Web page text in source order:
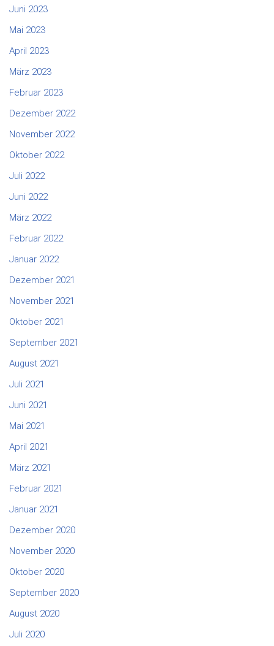
Juni 2023
Mai 2023
April 2023
März 2023
Februar 2023
Dezember 2022
November 2022
Oktober 2022
Juli 2022
Juni 2022
März 2022
Februar 2022
Januar 2022
Dezember 2021
November 2021
Oktober 2021
September 2021
August 2021
Juli 2021
Juni 2021
Mai 2021
April 2021
März 2021
Februar 2021
Januar 2021
Dezember 2020
November 2020
Oktober 2020
September 2020
August 2020
Juli 2020